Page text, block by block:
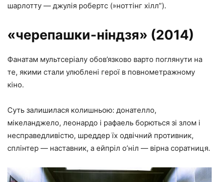
шарлотту — джулія робертс (»ноттінг хілл”).
«черепашки-ніндзя» (2014)
Фанатам мультсеріалу обов’язково варто поглянути на
те, якими стали улюблені герої в повнометражному
кіно.
Суть залишилася колишньою: донателло,
мікеланджело, леонардо і рафаель борються зі злом і
несправедливістю, шреддер їх одвічний противник,
сплінтер — наставник, а ейпріл о’ніл — вірна соратниця.